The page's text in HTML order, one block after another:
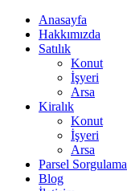
Anasayfa
Hakkımızda
Satılık
Konut
İşyeri
Arsa
Kiralık
Konut
İşyeri
Arsa
Parsel Sorgulama
Blog